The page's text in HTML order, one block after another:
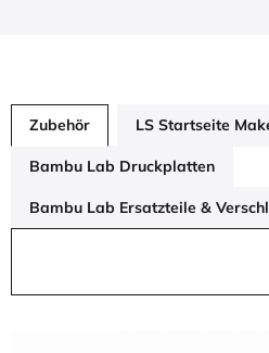
Zubehör LS Startseite
Bambu Lab Druckplatten
Bambu Lab Ersatzteile &